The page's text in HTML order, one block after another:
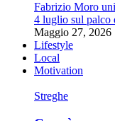
Fabrizio Moro
4 luglio sul palco
Maggio 27, 2026
Lifestyle
Local
Motivation
Streghe